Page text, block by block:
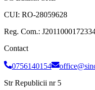
CUI: RO-28059628
Reg. Com.:
Contact
0756140154
Str Republicii nr 5